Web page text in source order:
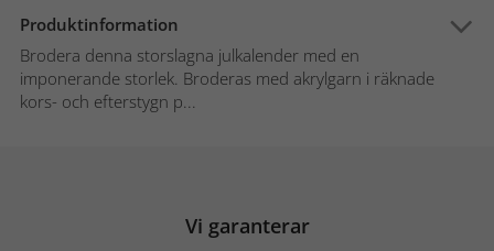
Produktinformation
Brodera denna storslagna julkalender med en
imponerande storlek. Broderas med akrylgarn i räknade
kors- och efterstygn p...
Vi garanterar